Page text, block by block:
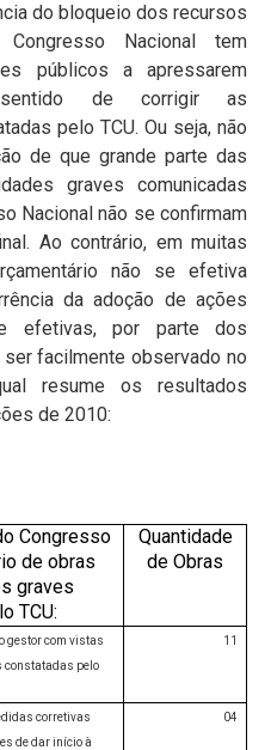
do bloqueio dos recursos
Congresso Nacional tem
públicos a apressarem
de corrigir as
pelo TCU. Ou seja, não
de que grande parte das
graves comunicadas
Nacional não se confirmam
Ao contrário, em muitas
não se efetiva
da adoção de ações
efetivas, por parte dos
facilmente observado no
resume os resultados
de 2010:
Congresso
de obras
graves
TCU:
Quantidade
de Obras
gestor com vistas
constatadas pelo
11
corretivas
de dar início à
04